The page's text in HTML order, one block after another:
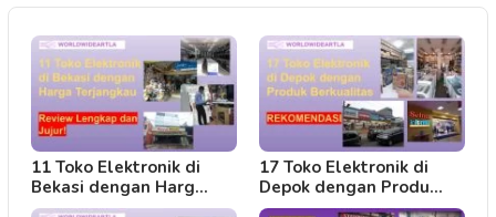
11 Toko Elektronik di
Bekasi dengan Harg…
17 Toko Elektronik di
Depok dengan Produ…